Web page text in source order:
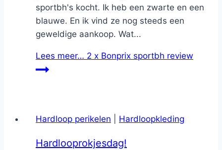
sportbh's kocht. Ik heb een zwarte en een
blauwe. En ik vind ze nog steeds een
geweldige aankoop. Wat...
Lees meer… 2 x Bonprix sportbh review
Hardloop perikelen Hardloopkleding
Hardlooprokjesdag!